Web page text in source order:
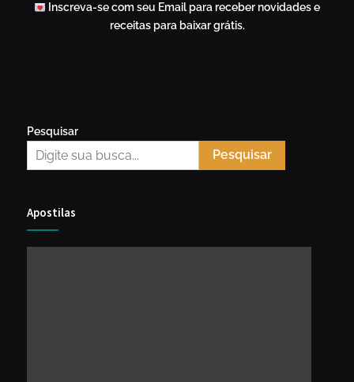
Inscreva-se com seu Email para receber novidades e
receitas para baixar grátis.
Pesquisar
Pesquisar
Apostilas